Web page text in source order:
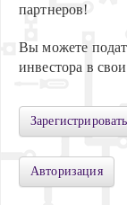
партнеров!
Вы можете
инвестора в
Авторизация